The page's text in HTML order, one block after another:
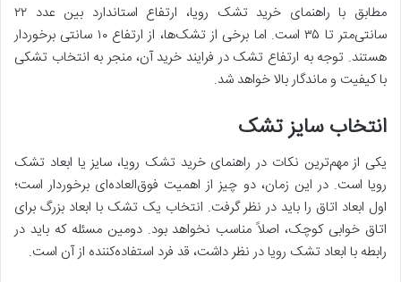
مطابق با راهنمای خرید تشک رویا، ارتفاع استاندارد بین عدد ۲۲
سانتی‌متر تا ۳۵ است. اما برخی از تشک‌ها، از ارتفاع ۱۰ سانتی برخوردار
هستند. توجه به ارتفاع تشک در فرایند خرید آن، منجر به انتخاب تشکی
با کیفیت و ماندگار بالا خواهد شد.
انتخاب سایز تشک
یکی از مهم‌ترین نکات در راهنمای خرید تشک رویا، سایز یا ابعاد تشک
رویا است. در این زمان، دو چیز از اهمیت فوق‌العاده‌ای برخوردار است؛
اول ابعاد اتاق را باید در نظر گرفت. انتخاب یک تشک با ابعاد بزرگ برای
اتاق خوابی کوچک، اصلاً مناسب نخواهد بود. دومین مسئله که باید در
رابطه با ابعاد تشک رویا در نظر داشت، قد فرد استفاده‌کننده از آن است.